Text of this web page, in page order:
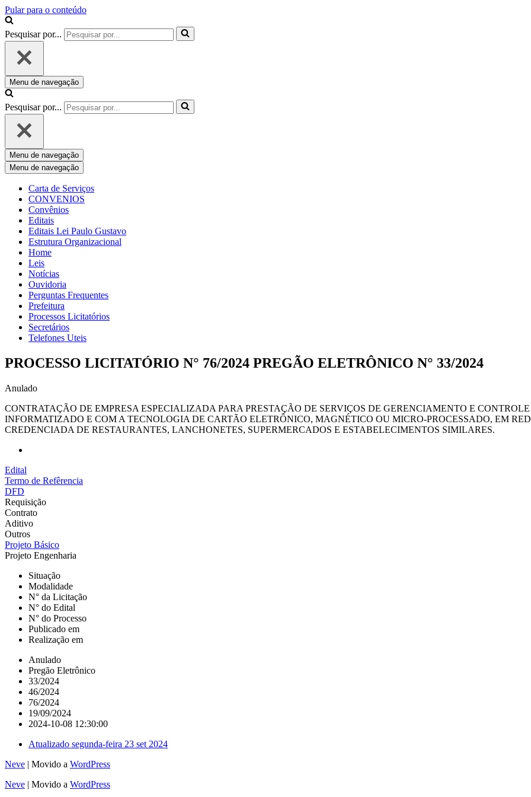
Pular para o conteúdo
Pesquisar por...
Menu de navegação
Pesquisar por...
Menu de navegação
Menu de navegação
Carta de Serviços
CONVENIOS
Convênios
Editais
Editais Lei Paulo Gustavo
Estrutura Organizacional
Home
Leis
Notícias
Ouvidoria
Perguntas Frequentes
Prefeitura
Processos Licitatórios
Secretários
Telefones Uteis
PROCESSO LICITATÓRIO N° 76/2024 PREGÃO ELETRÔNICO N° 33/2024
Anulado
CONTRATAÇÃO DE EMPRESA ESPECIALIZADA PARA PRESTAÇÃO DE SERVIÇOS DE GERENCIAMENTO E CONTROLE
INFORMATIZADO E COM A TECNOLOGIA DE CARTÃO ELETRÔNICO, MAGNÉTICO OU MICRO-PROCESSADO, EM
CREDENCIADA DE RESTAURANTES, LANCHONETES, SUPERMERCADOS E ESTABELECIMENTOS SIMILARES.
Edital
Termo de Refêrencia
DFD
Requisição
Contrato
Aditivo
Outros
Projeto Básico
Projeto Engenharia
Situação
Modalidade
N° da Licitação
N° do Edital
N° do Processo
Publicado em
Realização em
Anulado
Pregão Eletrônico
33/2024
46/2024
76/2024
19/09/2024
2024-10-08 12:30:00
Atualizado segunda-feira 23 set 2024
Neve | Movido a WordPress
Neve | Movido a WordPress